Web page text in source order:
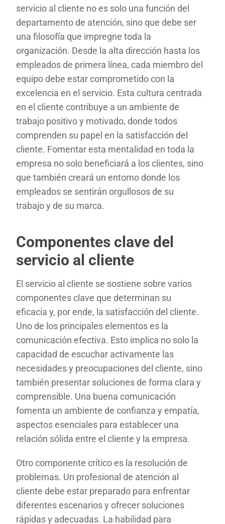
servicio al cliente no es solo una función del
departamento de atención, sino que debe ser
una filosofía que impregne toda la
organización. Desde la alta dirección hasta los
empleados de primera línea, cada miembro del
equipo debe estar comprometido con la
excelencia en el servicio. Esta cultura centrada
en el cliente contribuye a un ambiente de
trabajo positivo y motivado, donde todos
comprenden su papel en la satisfacción del
cliente. Fomentar esta mentalidad en toda la
empresa no solo beneficiará a los clientes, sino
que también creará un entorno donde los
empleados se sentirán orgullosos de su
trabajo y de su marca.
Componentes clave del
servicio al cliente
El servicio al cliente se sostiene sobre varios
componentes clave que determinan su
eficacia y, por ende, la satisfacción del cliente.
Uno de los principales elementos es la
comunicación efectiva. Esto implica no solo la
capacidad de escuchar activamente las
necesidades y preocupaciones del cliente, sino
también presentar soluciones de forma clara y
comprensible. Una buena comunicación
fomenta un ambiente de confianza y empatía,
aspectos esenciales para establecer una
relación sólida entre el cliente y la empresa.
Otro componente crítico es la resolución de
problemas. Un profesional de atención al
cliente debe estar preparado para enfrentar
diferentes escenarios y ofrecer soluciones
rápidas y adecuadas. La habilidad para